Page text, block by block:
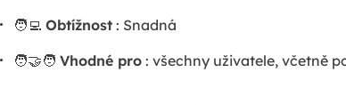
🧑‍💻 Obtížnost : Snadná
🧑‍🤝‍🧑 Vhodné pro : všechny uživatele, včetně